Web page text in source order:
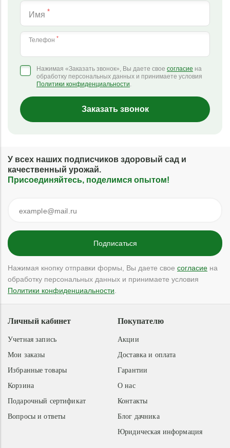
Имя *
Телефон *
Нажимая «Заказать звонок», Вы даете свое согласие на
обработку персональных данных и принимаете условия
Политики конфиденциальности.
Заказать звонок
У всех наших подписчиков здоровый сад и
качественный урожай.
Присоединяйтесь, поделимся опытом!
Нажимая кнопку отправки формы, Вы даете свое согласие на
обработку персональных данных и принимаете условия
Политики конфиденциальности
Покупателю
Акции
Доставка и оплата
Гарантии
О нас
Контакты
Блог дачника
Юридическая информация
Личный кабинет
Учетная запись
Мои заказы
Избранные товары
Корзина
Подарочный сертификат
Вопросы и ответы